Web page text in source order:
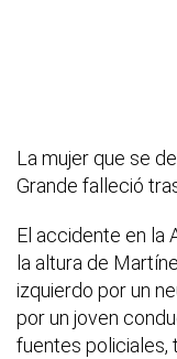
La mujer que se
Grande falleció
El accidente en la
la altura de
izquierdo por un
por un joven
fuentes policiales,